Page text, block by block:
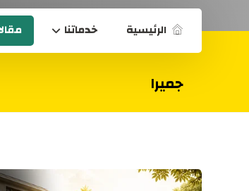
الرئيسية خدماتنا
جميرا